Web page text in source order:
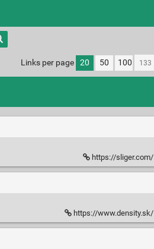
Links per page 20 50 100
https://sliger.com/
https://www.density.sk/